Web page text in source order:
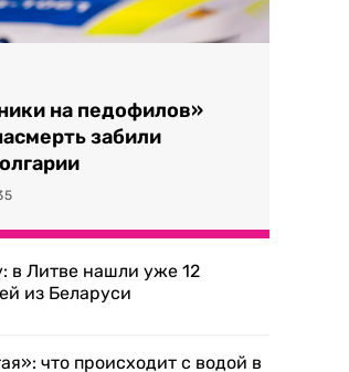
на педофилов»
забили
в Литве нашли уже 12
из Беларуси
что происходит с водой в